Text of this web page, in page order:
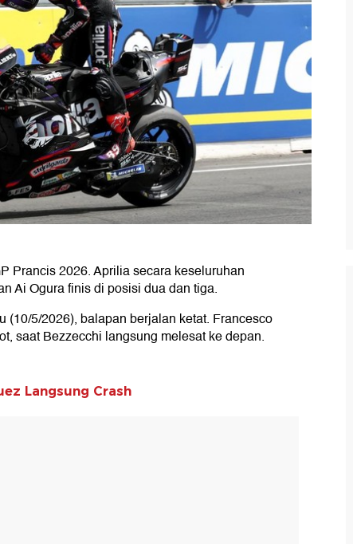
Prancis 2026. Aprilia secara keseluruhan
Ai Ogura finis di posisi dua dan tiga.
(10/5/2026), balapan berjalan ketat. Francesco
saat Bezzecchi langsung melesat ke depan.
Langsung Crash